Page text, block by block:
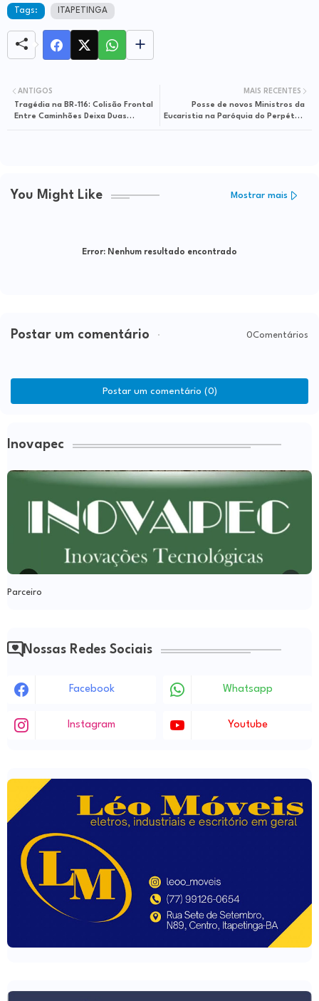
Tags: ITAPETINGA
MAIS RECENTES
Posse de novos Ministros da
Eucaristia na Paróquia do Perpétuo
ANTIGOS
Tragédia na BR-116: Colisão Frontal
Entre Caminhões Deixa Duas
You Might Like Mostrar mais
Error: Nenhum resultado encontrado
Postar um comentário 0Comentários
Postar um comentário (0)
Inovapec
Parceiro
Nossas Redes Sociais
Facebook Whatsapp
Instagram Youtube